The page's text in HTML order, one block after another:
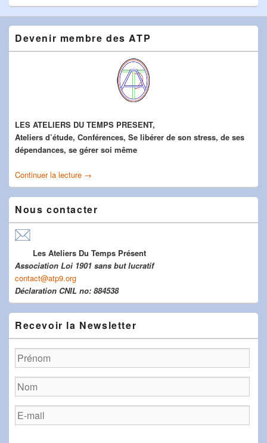
Devenir membre des ATP
LES ATELIERS DU TEMPS PRESENT,
Ateliers d’étude, Conférences, Se libérer de son stress, de ses
dépendances, se gérer soi même
Continuer la lecture Devenir membre des ATP
→
Nous contacter
Les Ateliers Du Temps Présent
Association Loi 1901 sans but lucratif
contact@atp9.org
Déclaration CNIL no: 884538
Recevoir la Newsletter